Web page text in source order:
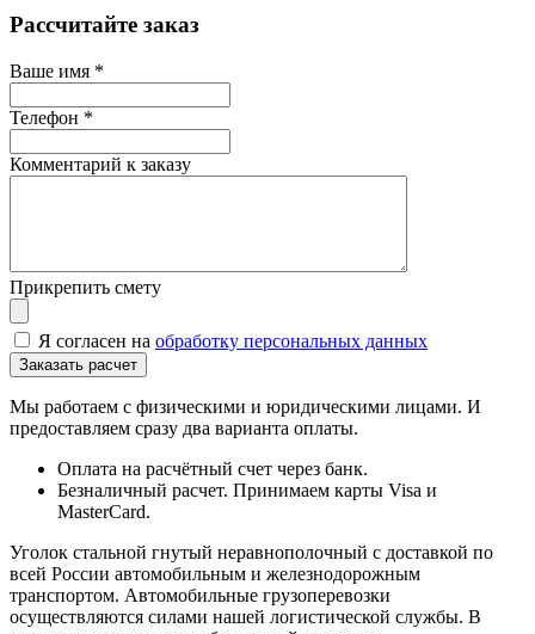
Рассчитайте заказ
Ваше имя *
Телефон *
Комментарий к заказу
Прикрепить смету
Я согласен на обработку персональных данных
Мы работаем с физическими и юридическими лицами. И
предоставляем сразу два варианта оплаты.
Оплата на расчётный счет через банк.
Безналичный расчет. Принимаем карты Visa и
MasterCard.
Уголок стальной гнутый неравнополочный с доставкой по
всей России автомобильным и железнодорожным
транспортом. Автомобильные грузоперевозки
осуществляются силами нашей логистической службы. В